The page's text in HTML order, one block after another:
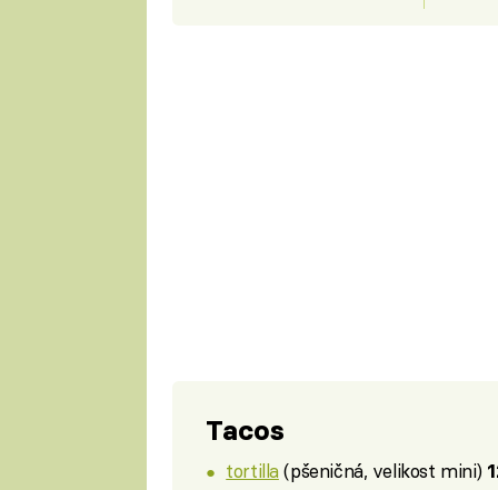
Tacos
tortilla(pšeničná, velikost mini)